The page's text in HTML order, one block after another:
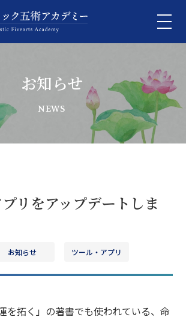
お知らせ
リをアップデートしま
お知らせ ツール・アプリ
を拓く」の著書でも使われている、命